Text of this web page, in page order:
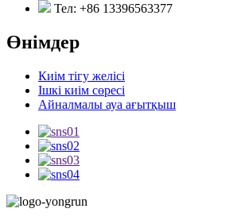
Тел: +86 13396563377
Өнімдер
Киім тігу желісі
Ішкі киім сөресі
Айналмалы ауа ағытқыш